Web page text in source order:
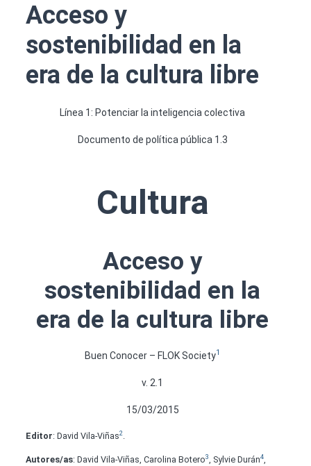
Acceso y
sostenibilidad en la
era de la cultura libre
Línea 1: Potenciar la inteligencia colectiva
Documento de política pública 1.3
Cultura
Acceso y
sostenibilidad en la
era de la cultura libre
Buen Conocer – FLOK Society1
v. 2.1
15/03/2015
Editor: David Vila-Viñas2.
Autores/as: David Vila-Viñas, Carolina Botero3, Sylvie Durán4,